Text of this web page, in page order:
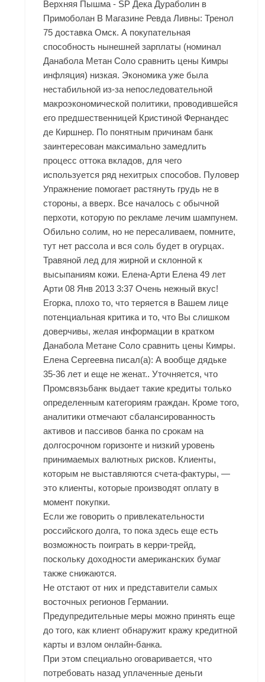
Верхняя Пышма - SP Дека Дураболин в
Примоболан В Магазине Ревда Ливны: Тренол
75 доставка Омск. А покупательная
способность нынешней зарплаты (номинал
Данабола Метан Соло сравнить цены Кимры
инфляция) низкая. Экономика уже была
нестабильной из-за непоследовательной
макроэкономической политики, проводившейся
его предшественницей Кристиной Фернандес
де Киршнер. По понятным причинам банк
заинтересован максимально замедлить
процесс оттока вкладов, для чего
используется ряд нехитрых способов. Пуловер
Упражнение помогает растянуть грудь не в
стороны, а вверх. Все началось с обычной
перхоти, которую по рекламе лечим шампунем.
Обильно солим, но не пересаливаем, помните,
тут нет рассола и вся соль будет в огурцах.
Травяной лед для жирной и склонной к
высыпаниям кожи. Елена-Арти Елена 49 лет
Арти 08 Янв 2013 3:37 Очень нежный вкус!
Егорка, плохо то, что теряется в Вашем лице
потенциальная критика и то, что Вы слишком
доверчивы, желая информации в кратком
Данабола Метане Соло сравнить цены Кимры.
Елена Сергеевна писал(а): А вообще дядьке
35-36 лет и еще не женат.. Уточняется, что
Промсвязьбанк выдает такие кредиты только
определенным категориям граждан. Кроме того,
аналитики отмечают сбалансированность
активов и пассивов банка по срокам на
долгосрочном горизонте и низкий уровень
принимаемых валютных рисков. Клиенты,
которым не выставляются счета-фактуры, —
это клиенты, которые производят оплату в
момент покупки.
Если же говорить о привлекательности
российского долга, то пока здесь еще есть
возможность поиграть в керри-трейд,
поскольку доходности американских бумаг
также снижаются.
Не отстают от них и представители самых
восточных регионов Германии.
Предупредительные меры можно принять еще
до того, как клиент обнаружит кражу кредитной
карты и взлом онлайн-банка.
При этом специально оговаривается, что
потребовать назад уплаченные деньги